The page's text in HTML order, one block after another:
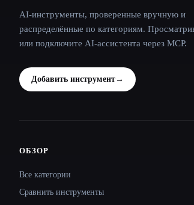
AI-инструменты, проверенные вручную и
распределённые по категориям.
или подключите AI-ассистента через MCP.
Добавить инструмент→
Site navigation
ОБЗОР
Все категории
Сравнить инструменты